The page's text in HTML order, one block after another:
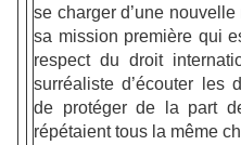
se charger d’une
sa mission première qui
respect du droit
surréaliste d’écouter les
de protéger de la part
répétaient tous la même